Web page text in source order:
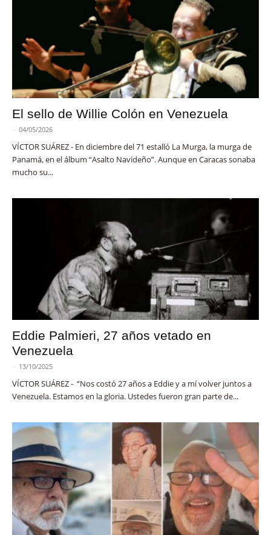
El sello de Willie Colón en Venezuela
- 04/05/2026
VÍCTOR SUÁREZ - En diciembre del 71 estalló La Murga, la murga de
Panamá, en el álbum “Asalto Navideño”. Aunque en Caracas sonaba
mucho su...
Eddie Palmieri, 27 años vetado en
Venezuela
- 13/10/2025
VÍCTOR SUÁREZ - “Nos costó 27 años a Eddie y a mí volver juntos a
Venezuela. Estamos en la gloria. Ustedes fueron gran parte de...